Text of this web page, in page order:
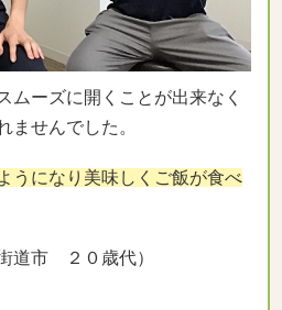
ムーズに開くことが出来なく
ませんでした。
うになり美味しくご飯が食べ
道市 ２０歳代）